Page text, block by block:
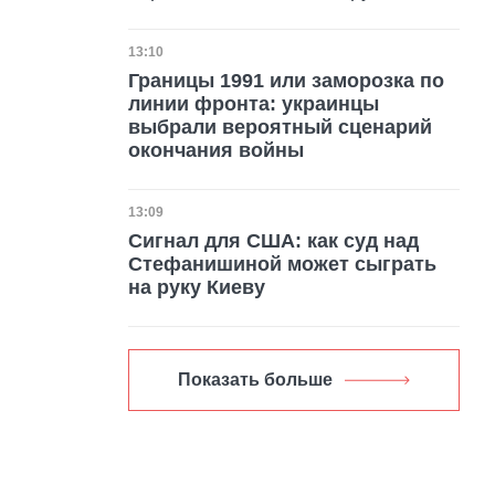
Дата публикации
13:10
Границы 1991 или заморозка по
линии фронта: украинцы
выбрали вероятный сценарий
окончания войны
Дата публикации
13:09
Сигнал для США: как суд над
Стефанишиной может сыграть
на руку Киеву
Показать больше